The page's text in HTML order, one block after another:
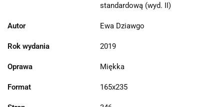
standardową (wyd. II)
Autor Ewa Dziawgo
Rok wydania 2019
Oprawa Miękka
Format 165x235